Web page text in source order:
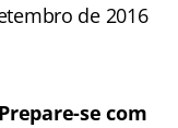
de 2016
se com